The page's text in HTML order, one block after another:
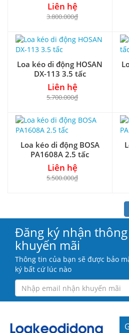
Liên hệ
3.800.000₫
Loa kéo di động HOSAN
DX-113 3.5 tấc
Liên hệ
5.700.000₫
Loa kéo di động BOSA
PA1608A 2.5 tấc
Liên hệ
5.500.000₫
Đăng ký nhận
khuyến mãi
Thông tin của bạn sẽ được bảo
ký bất cứ lúc nào